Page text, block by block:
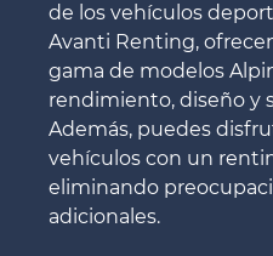
de los vehículos
Avanti Renting,
gama de modelos
rendimiento, diseño y
Además, puedes
vehículos con un
eliminando
adicionales.